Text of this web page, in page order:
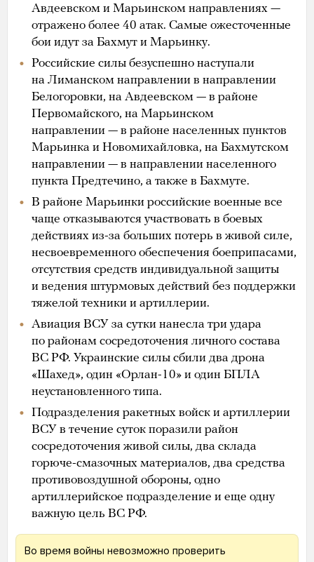
Авдеевском и Марьинском направлениях —
отражено более 40 атак. Самые ожесточенные
бои идут за Бахмут и Марьинку.
Российские силы безуспешно наступали
на Лиманском направлении в направлении
Белогоровки, на Авдеевском — в районе
Первомайского, на Марьинском
направлении — в районе населенных пунктов
Марьинка и Новомихайловка, на Бахмутском
направлении — в направлении населенного
пункта Предтечино, а также в Бахмуте.
В районе Марьинки российские военные все
чаще отказываются участвовать в боевых
действиях из-за больших потерь в живой силе,
несвоевременного обеспечения боеприпасами,
отсутствия средств индивидуальной защиты
и ведения штурмовых действий без поддержки
тяжелой техники и артиллерии.
Авиация ВСУ за сутки нанесла три удара
по районам сосредоточения личного состава
ВС РФ. Украинские силы сбили два дрона
«Шахед», один «Орлан-10» и один БПЛА
неустановленного типа.
Подразделения ракетных войск и артиллерии
ВСУ в течение суток поразили район
сосредоточения живой силы, два склада
горюче-смазочных материалов, два средства
противовоздушной обороны, одно
артиллерийское подразделение и еще одну
важную цель ВС РФ.
Во время войны невозможно проверить